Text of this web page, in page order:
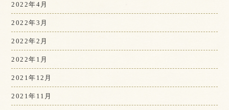
2022年4月
2022年3月
2022年2月
2022年1月
2021年12月
2021年11月